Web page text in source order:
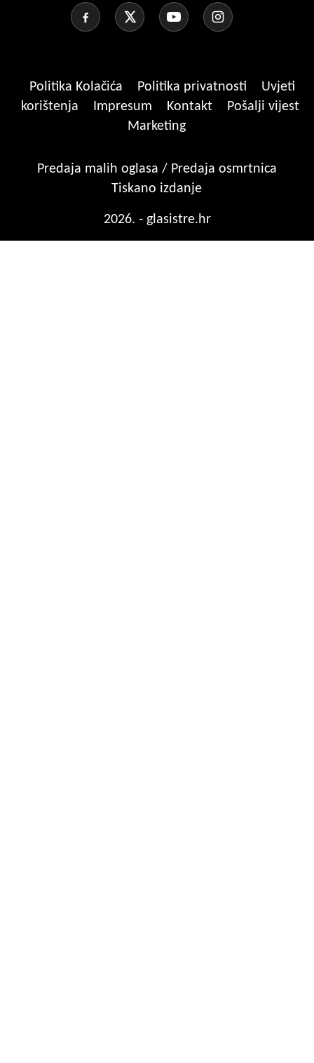
Politika Kolačića Politika privatnosti
Uvjeti
korištenja
Impresum Kontakt
Pošalji vijest
Marketing
Predaja malih oglasa / Predaja osmrtnica
Tiskano izdanje
2026. - glasistre.hr